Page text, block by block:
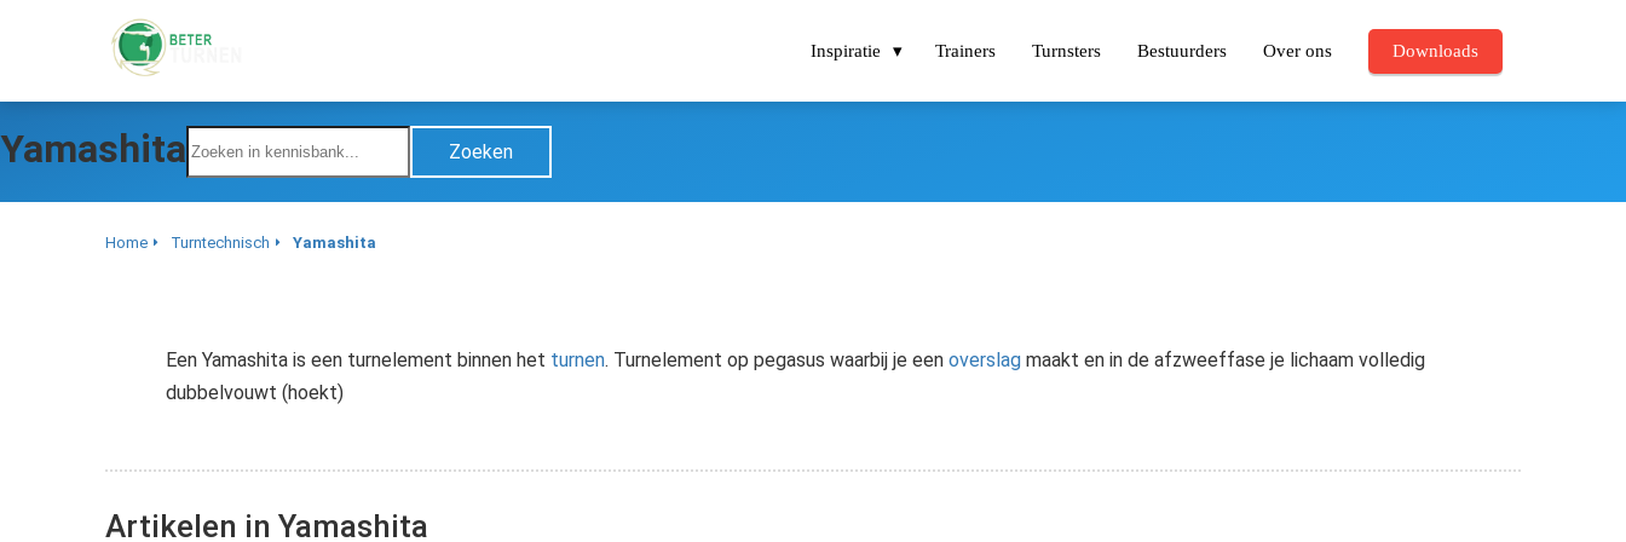
Inspiratie Trainers Turnsters Bestuurders Over ons Downloads
Yamashita Zoeken
Home Turntechnisch Yamashita
Een Yamashita is een turnelement binnen het turnen. Turnelement op pegasus waarbij je een overslag maakt en in de afzweeffase je lichaam volledig
dubbelvouwt (hoekt)
Artikelen in Yamashita